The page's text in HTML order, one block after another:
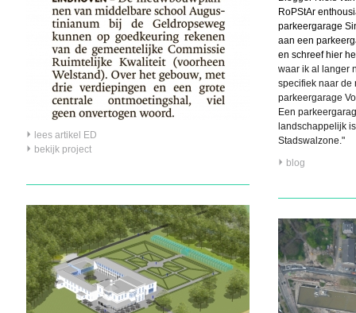
lees artikel ED
bekijk project
RoPStAr
parkeergarage
aan een
en schreef hier
waar ik al langer
specifiek naar de
parkeergarage
Een
landschappelijk
Stadswalzone."
blog